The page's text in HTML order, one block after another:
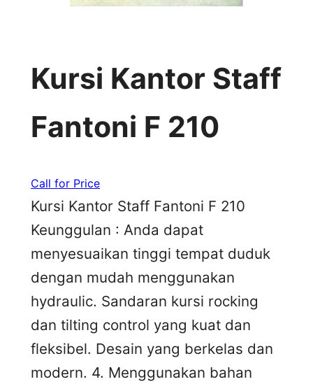
Kursi Kantor Staff
Fantoni F 210
Call for Price
Kursi Kantor Staff Fantoni F 210
Keunggulan : Anda dapat
menyesuaikan tinggi tempat duduk
dengan mudah menggunakan
hydraulic. Sandaran kursi rocking
dan tilting control yang kuat dan
fleksibel. Desain yang berkelas dan
modern. 4. Menggunakan bahan